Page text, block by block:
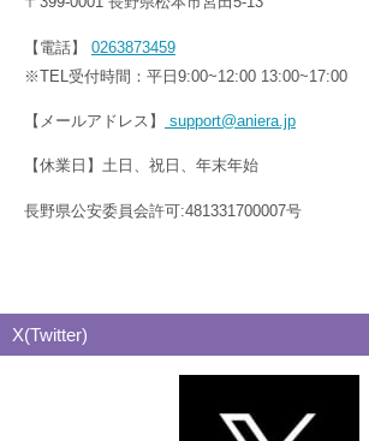
【電話】 0263873459
※TEL受付時間：平日9:00~12:00 13:00~17:00
【メールアドレス】 support@aniera.jp
【休業日】土日、祝日、年末年始
長野県公安委員会許可:481331700007号
X(Twitter)